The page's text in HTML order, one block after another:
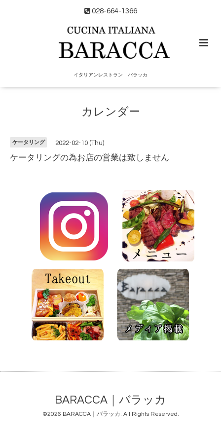
028-664-1366
イタリアンレストラン バラッカ
カレンダー
ケータリング 2022-02-10 (Thu)
ケータリングの為お店の営業は致しません
BARACCA｜バラッカ
©2026 BARACCA｜バラッカ . All Rights Reserved.